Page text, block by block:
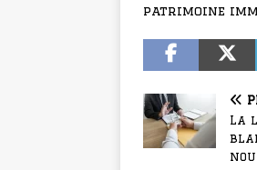
patrimoine
La